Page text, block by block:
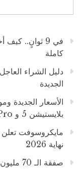
في 9 ثوانٍ..
كاملة
دليل الشراء
الجديدة
الأسعار الجديدة
بلايستيشن 5 و PS5 Pro عالميًا
مايكروسوفت تعلن
نهاية 2026